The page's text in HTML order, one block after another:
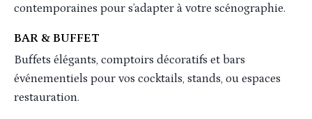
contemporaines pour s’adapter à votre scénographie.
BAR & BUFFET
Buffets élégants, comptoirs décoratifs et bars
événementiels pour vos cocktails, stands, ou espaces
restauration.